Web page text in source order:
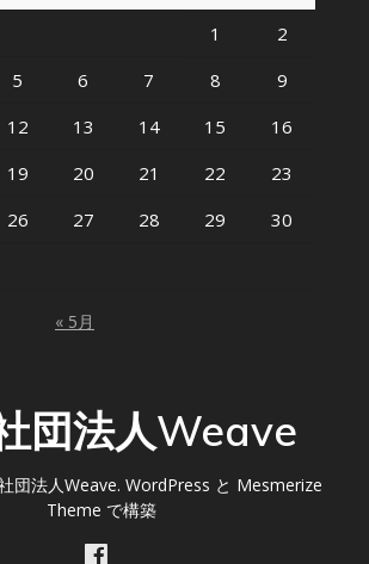
1
2
5 6 7 8
9
12 13 14 15
16
19 20 21 22
23
26 27 28 29
30
« 5月
団法人Weave
団法人Weave. WordPress と Mesmerize
Theme で構築